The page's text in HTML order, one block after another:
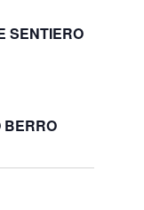
SENTIERO
BERRO